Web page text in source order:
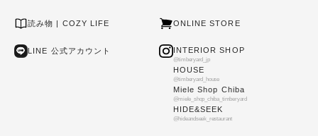
読み物 | COZY LIFE ONLINE STORE
LINE 公式アカウント INTERIOR SHOP
@timberyard_jp
HOUSE
@timberyard_house
Miele Shop Chiba
@miele_shop_chiba_timberyard
HIDE&SEEK
@hideandseek_restaurant